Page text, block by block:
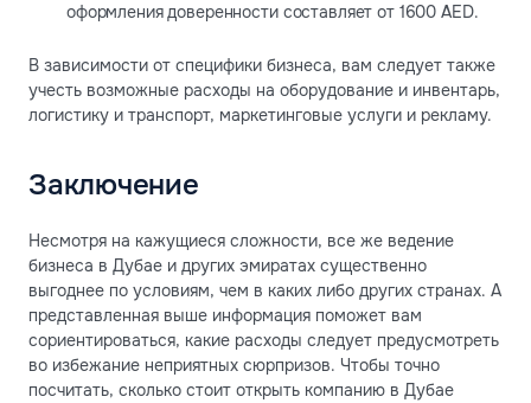
оформления доверенности составляет от 1600 AED.
В зависимости от специфики бизнеса, вам следует также
учесть возможные расходы на оборудование и инвентарь,
логистику и транспорт, маркетинговые услуги и рекламу.
Заключение
Несмотря на кажущиеся сложности, все же ведение
бизнеса в Дубае и других эмиратах существенно
выгоднее по условиям, чем в каких либо других странах. А
представленная выше информация поможет вам
сориентироваться, какие расходы следует предусмотреть
во избежание неприятных сюрпризов. Чтобы точно
посчитать, сколько стоит открыть компанию в Дубае